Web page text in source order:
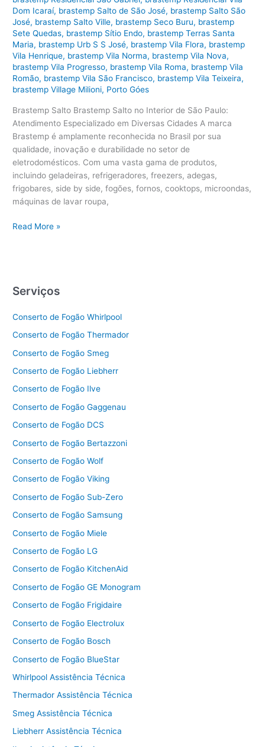
Dom Icaraí, brastemp Salto de São José, brastemp Salto São
José, brastemp Salto Ville, brastemp Seco Buru, brastemp
Sete Quedas, brastemp Sítio Endo, brastemp Terras Santa
Maria, brastemp Urb S S José, brastemp Vila Flora, brastemp
Vila Henrique, brastemp Vila Norma, brastemp Vila Nova,
brastemp Vila Progresso, brastemp Vila Roma, brastemp Vila
Romão, brastemp Vila São Francisco, brastemp Vila Teixeira,
brastemp Village Milioni, Porto Góes
Brastemp Salto Brastemp Salto no Interior de São Paulo:
Atendimento Especializado em Diversas Cidades A marca
Brastemp é amplamente reconhecida no Brasil por sua
qualidade, inovação e durabilidade no setor de
eletrodomésticos. Com uma vasta gama de produtos,
incluindo geladeiras, refrigeradores, freezers, adegas,
frigobares, side by side, fogões, fornos, cooktops, microondas,
máquinas de lavar roupa,
Brastemp
Read More »
Serviços
Conserto de Fogão Whirlpool
Conserto de Fogão Thermador
Conserto de Fogão Smeg
Conserto de Fogão Liebherr
Conserto de Fogão Ilve
Conserto de Fogão Gaggenau
Conserto de Fogão DCS
Conserto de Fogão Bertazzoni
Conserto de Fogão Wolf
Conserto de Fogão Viking
Conserto de Fogão Sub-Zero
Conserto de Fogão Samsung
Conserto de Fogão Miele
Conserto de Fogão LG
Conserto de Fogão KitchenAid
Conserto de Fogão GE Monogram
Conserto de Fogão Frigidaire
Conserto de Fogão Electrolux
Conserto de Fogão Bosch
Conserto de Fogão BlueStar
Whirlpool Assistência Técnica
Thermador Assistência Técnica
Smeg Assistência Técnica
Liebherr Assistência Técnica